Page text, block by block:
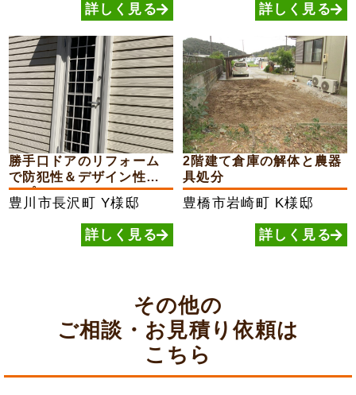
詳しく見る 詳しく見る
勝手口ドアのリフォーム
で防犯性＆デザイン性ア
ップ
豊川市長沢町Y様邸
詳しく見る
2階建て倉庫の解体と農器
具処分
豊橋市岩崎町 K様邸
詳しく見る
その他の
ご相談・お見積り依頼は
こちら